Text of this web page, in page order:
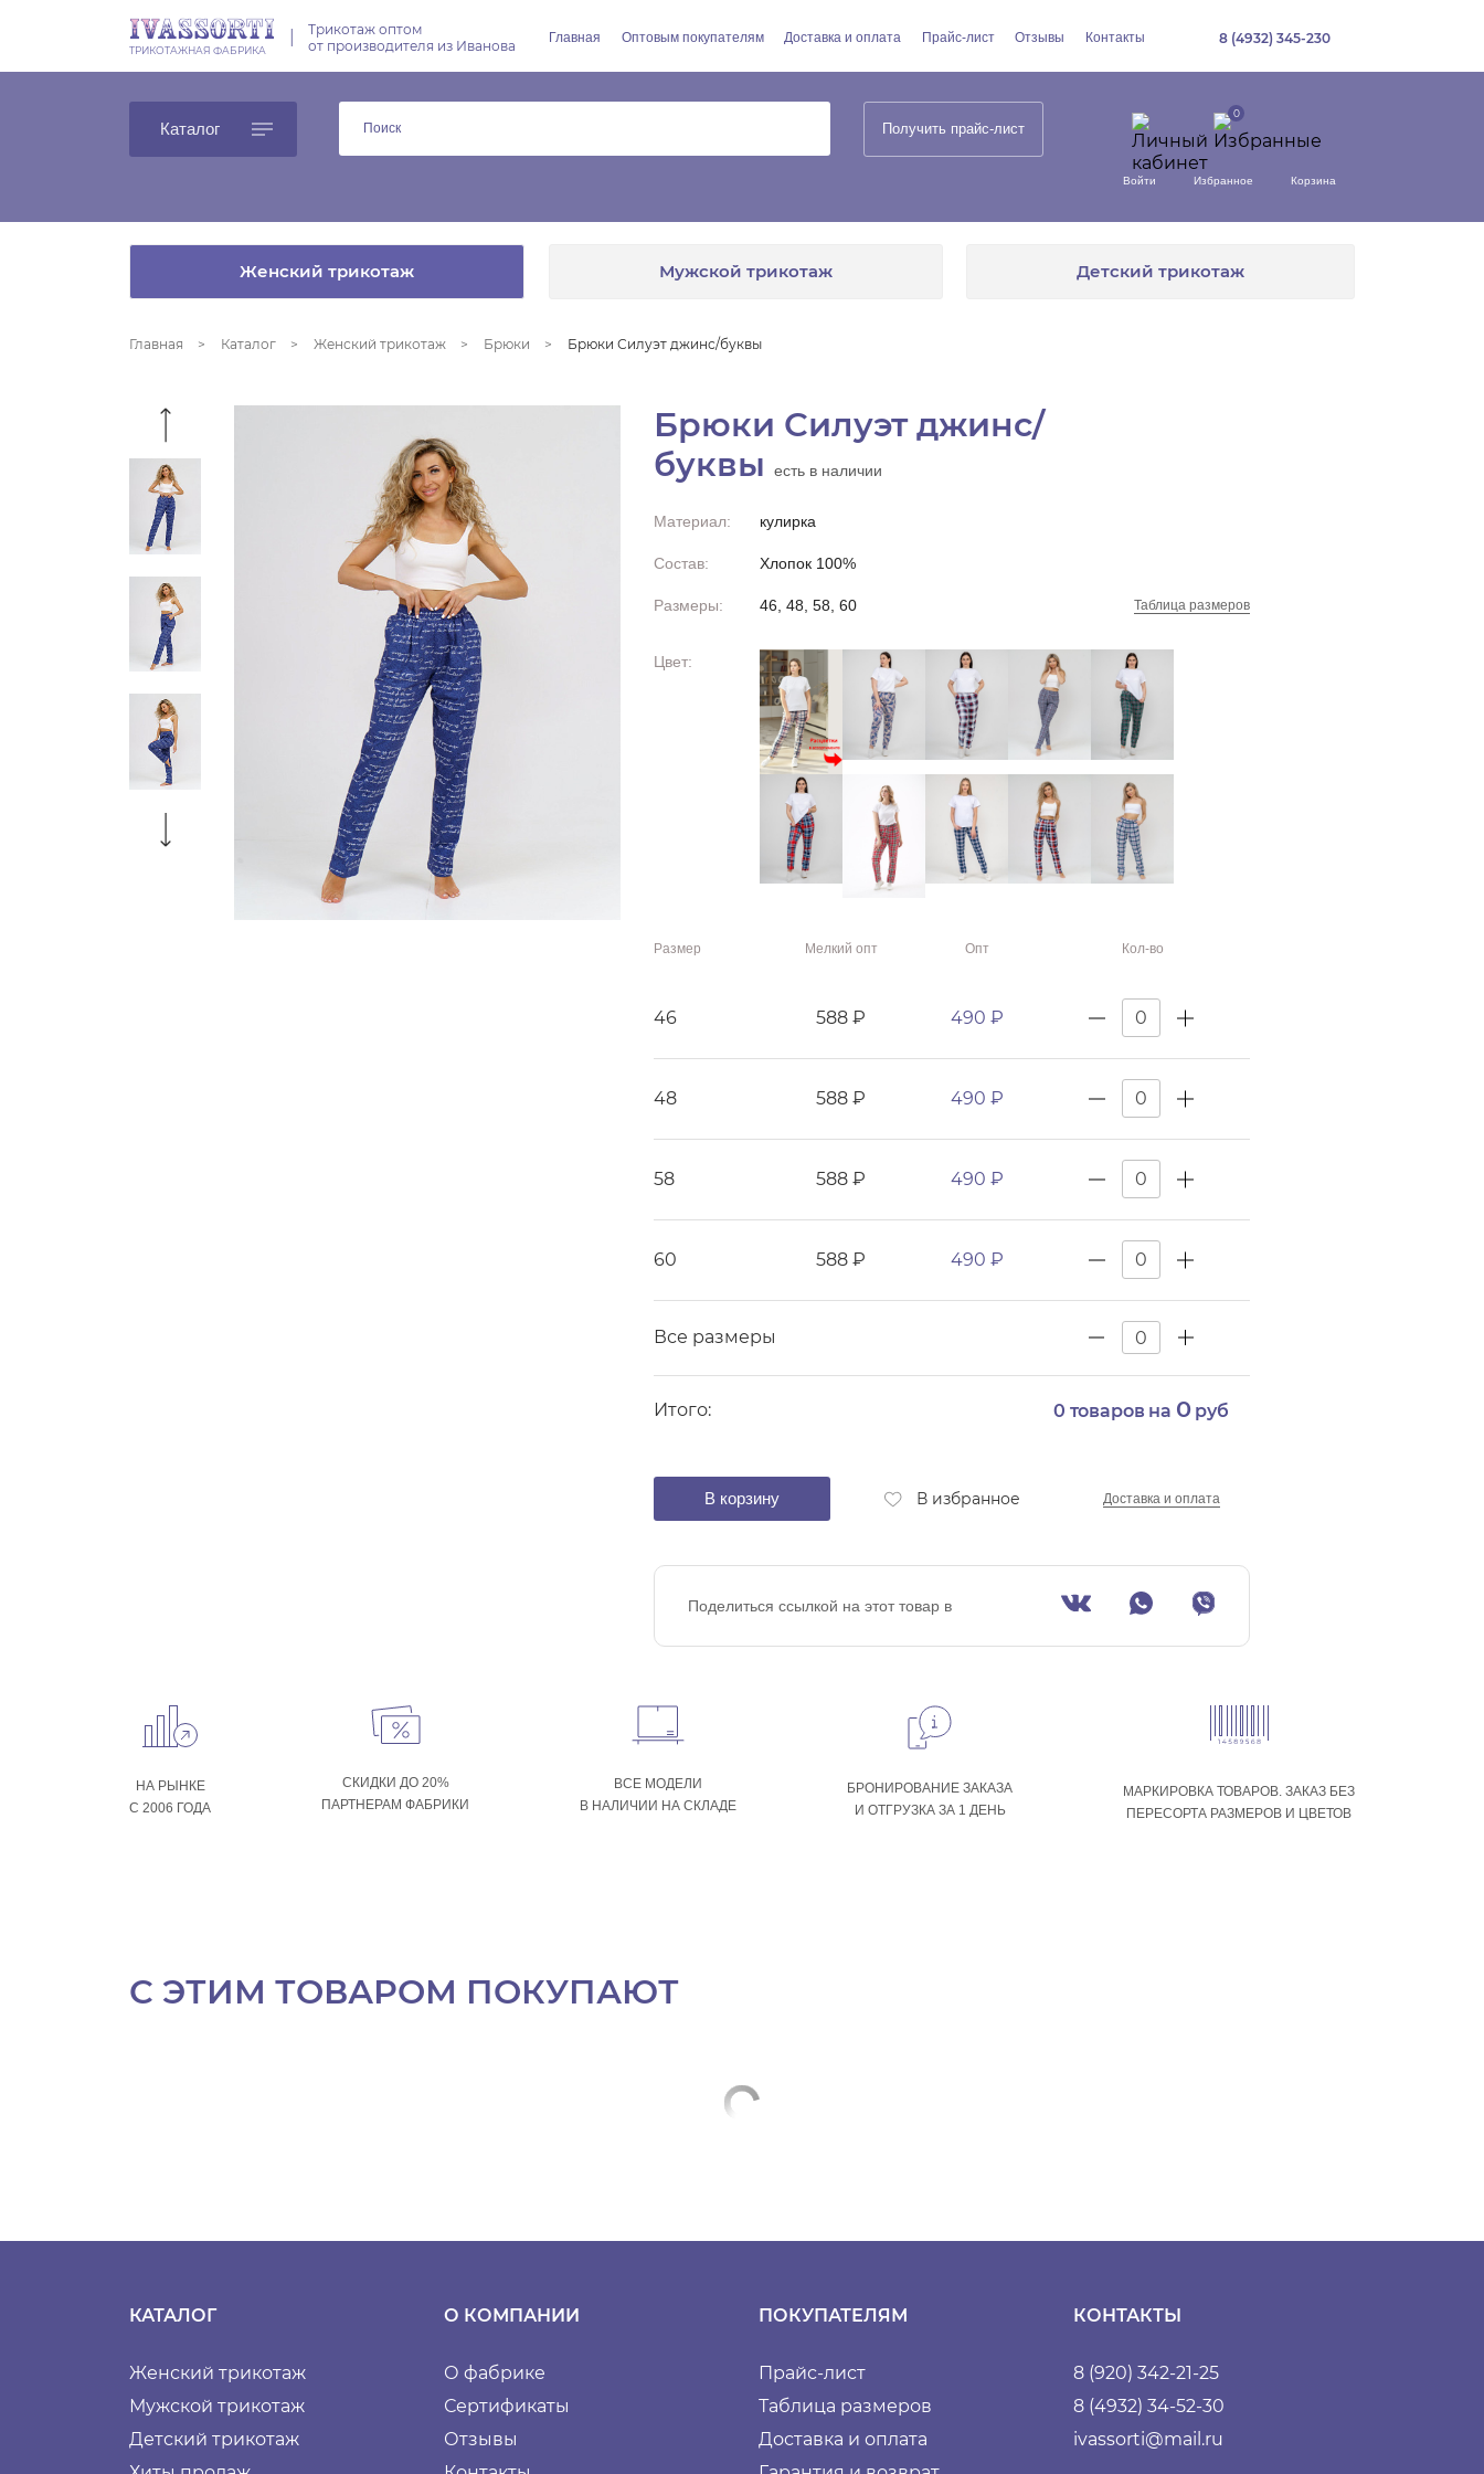
ТРИКОТАЖНАЯ ФАБРИКА
Трикотаж оптом
от производителя из Иванова
Главная Оптовым покупателям Доставка и оплата Прайс-лист Отзывы Контакты 8 (4932) 345-230
Каталог Получить прайс-лист
Войти Избранное Корзина
Женский трикотаж Мужской трикотаж Детский трикотаж
Главная Каталог Женский трикотаж Брюки Брюки Силуэт джинс/буквы
Брюки Силуэт джинс/
буквы
есть в наличии
Материал: кулирка
Состав: Хлопок 100%
Размеры: 46, 48, 58, 60 Таблица размеров
Цвет:
Размер Мелкий опт Опт Кол-во
46 588 ₽ 490 ₽
48 588 ₽ 490 ₽
58 588 ₽ 490 ₽
60 588 ₽ 490 ₽
Все размеры
Итого: 0 товаров на 0руб
В корзину В избранное Доставка и оплата
Поделиться ссылкой на этот товар в
НА РЫНКЕ
С 2006 ГОДА
СКИДКИ ДО 20%
ПАРТНЕРАМ ФАБРИКИ
ВСЕ МОДЕЛИ
В НАЛИЧИИ НА СКЛАДЕ
БРОНИРОВАНИЕ ЗАКАЗА
И ОТГРУЗКА ЗА 1 ДЕНЬ
МАРКИРОВКА ТОВАРОВ. ЗАКАЗ БЕЗ
ПЕРЕСОРТА РАЗМЕРОВ И ЦВЕТОВ
С ЭТИМ ТОВАРОМ ПОКУПАЮТ
КАТАЛОГ
Женский трикотаж
Мужской трикотаж
Детский трикотаж
О КОМПАНИИ
О фабрике
Сертификаты
Отзывы
ПОКУПАТЕЛЯМ
Прайс-лист
Таблица размеров
Доставка и оплата
КОНТАКТЫ
8 (920) 342-21-25
8 (4932) 34-52-30
ivassorti@mail.ru